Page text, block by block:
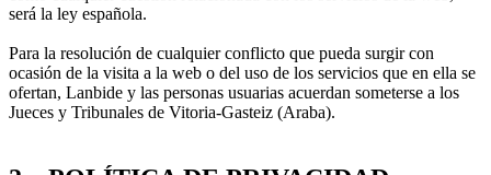
será la ley española.
Para la resolución de cualquier conflicto que pueda surgir con
ocasión de la visita a la web o del uso de los servicios que en ella se
ofertan, Lanbide y las personas usuarias acuerdan someterse a los
Jueces y Tribunales de Vitoria-Gasteiz (Araba).